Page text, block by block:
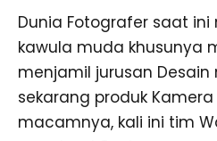
Dunia Fotografer saat
kawula muda khusunya
menjamil jurusan Desain
sekarang produk Kamera
macamnya, kali ini tim